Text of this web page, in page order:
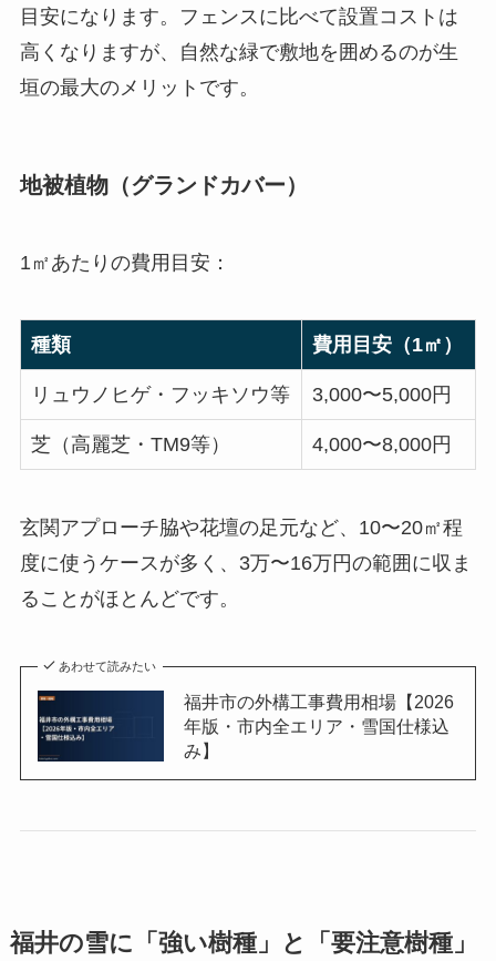
目安になります。フェンスに比べて設置コストは
高くなりますが、自然な緑で敷地を囲めるのが生
垣の最大のメリットです。
地被植物（グランドカバー）
1㎡あたりの費用目安：
種類 費用目安（1㎡）
リュウノヒゲ・フッキソウ等 3,000〜5,000円
芝（高麗芝・TM9等） 4,000〜8,000円
玄関アプローチ脇や花壇の足元など、10〜20㎡程
度に使うケースが多く、3万〜16万円の範囲に収ま
ることがほとんどです。
あわせて読みたい
福井市の外構工事費用相場【2026
年版・市内全エリア・雪国仕様込
み】
福井の雪に「強い樹種」と「要注意樹種」